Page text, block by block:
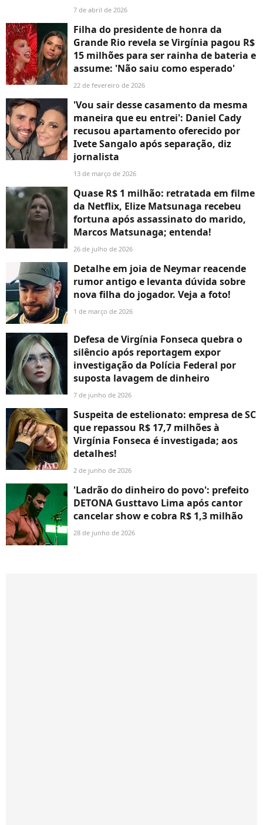
7 de abril de 2026
Filha do presidente de honra da
Grande Rio revela se Virgínia pagou R$
15 milhões para ser rainha de bateria e
assume: 'Não saiu como esperado'
22 de fevereiro de 2026
'Vou sair desse casamento da mesma
maneira que eu entrei': Daniel Cady
recusou apartamento oferecido por
Ivete Sangalo após separação, diz
jornalista
13 de março de 2026
Quase R$ 1 milhão: retratada em filme
da Netflix, Elize Matsunaga recebeu
fortuna após assassinato do marido,
Marcos Matsunaga; entenda!
26 de julho de 2026
Detalhe em joia de Neymar reacende
rumor antigo e levanta dúvida sobre
nova filha do jogador. Veja a foto!
1 de março de 2026
Defesa de Virgínia Fonseca quebra o
silêncio após reportagem expor
investigação da Polícia Federal por
suposta lavagem de dinheiro
7 de junho de 2026
Suspeita de estelionato: empresa de SC
que repassou R$ 17,7 milhões à
Virgínia Fonseca é investigada; aos
detalhes!
2 de junho de 2026
'Ladrão do dinheiro do povo': prefeito
DETONA Gusttavo Lima após cantor
cancelar show e cobra R$ 1,3 milhão
28 de junho de 2026